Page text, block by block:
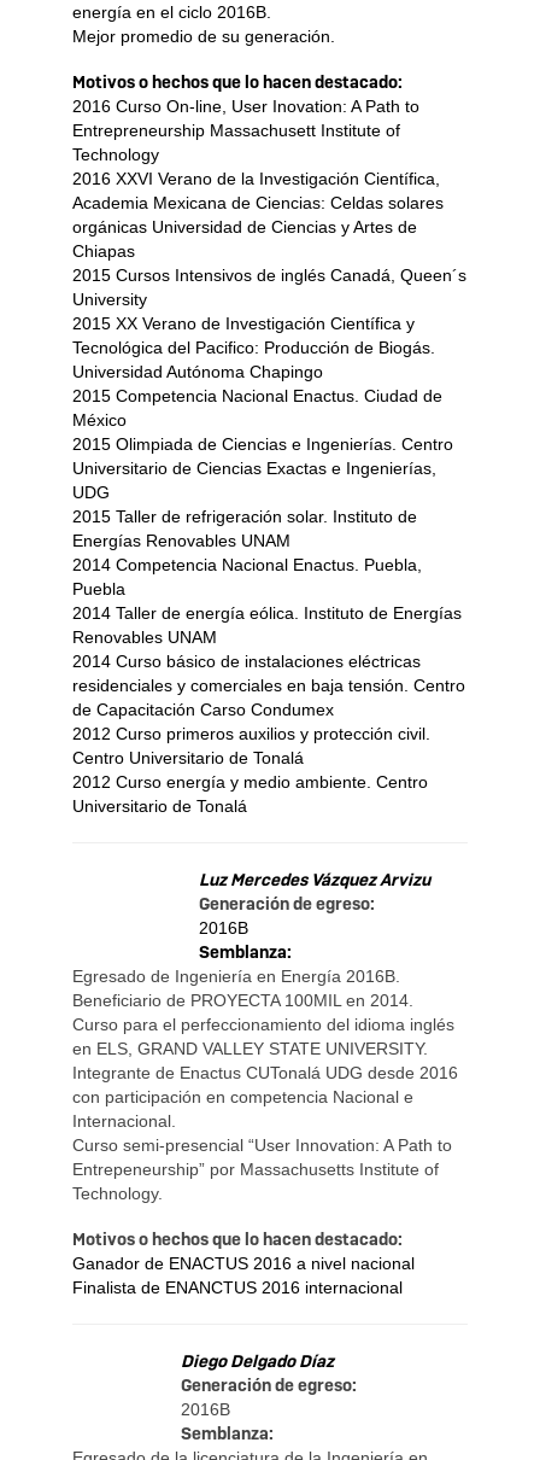
energía en el ciclo 2016B.
Mejor promedio de su generación.
Motivos o hechos que lo hacen destacado:
2016 Curso On-line, User Inovation: A Path to
Entrepreneurship Massachusett Institute of
Technology
2016 XXVI Verano de la Investigación Científica,
Academia Mexicana de Ciencias: Celdas solares
orgánicas Universidad de Ciencias y Artes de
Chiapas
2015 Cursos Intensivos de inglés Canadá, Queen´s
University
2015 XX Verano de Investigación Científica y
Tecnológica del Pacifico: Producción de Biogás.
Universidad Autónoma Chapingo
2015 Competencia Nacional Enactus. Ciudad de
México
2015 Olimpiada de Ciencias e Ingenierías. Centro
Universitario de Ciencias Exactas e Ingenierías,
UDG
2015 Taller de refrigeración solar. Instituto de
Energías Renovables UNAM
2014 Competencia Nacional Enactus. Puebla,
Puebla
2014 Taller de energía eólica. Instituto de Energías
Renovables UNAM
2014 Curso básico de instalaciones eléctricas
residenciales y comerciales en baja tensión. Centro
de Capacitación Carso Condumex
2012 Curso primeros auxilios y protección civil.
Centro Universitario de Tonalá
2012 Curso energía y medio ambiente. Centro
Universitario de Tonalá
Luz Mercedes Vázquez Arvizu
Generación de egreso:
2016B
Semblanza:
Egresado de Ingeniería en Energía 2016B.
Beneficiario de PROYECTA 100MIL en 2014.
Curso para el perfeccionamiento del idioma inglés
en ELS, GRAND VALLEY STATE UNIVERSITY.
Integrante de Enactus CUTonalá UDG desde 2016
con participación en competencia Nacional e
Internacional.
Curso semi-presencial “User Innovation: A Path to
Entrepeneurship” por Massachusetts Institute of
Technology.
Motivos o hechos que lo hacen destacado:
Ganador de ENACTUS 2016 a nivel nacional
Finalista de ENANCTUS 2016 internacional
Diego Delgado Díaz
Generación de egreso:
2016B
Semblanza: